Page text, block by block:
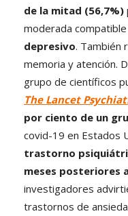
de la mitad (56,7%)
moderada compatible
depresivo. También
memoria y atención.
grupo de científicos
The Lancet
por ciento de un
covid-19 en Estados
trastorno
meses posteriores
investigadores
trastornos de